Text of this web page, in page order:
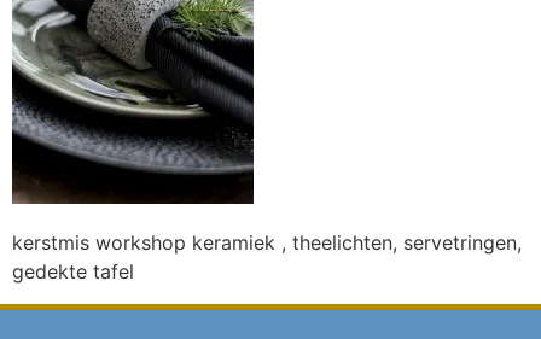
kerstmis workshop keramiek , theelichten, servetringen,
gedekte tafel